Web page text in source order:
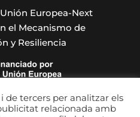
Europea-Next
el Mecanismo de
y Resiliencia
de tercers per analitzar els
relacionada amb